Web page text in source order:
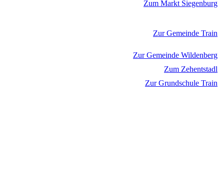
Zum Markt Siegenburg
Zur Gemeinde Train
Zur Gemeinde Wildenberg
Zum Zehentstadl
Zur Grundschule Train